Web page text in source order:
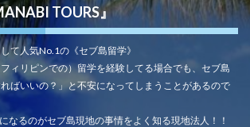
TOURS』
て人気No.1の《セブ島留学》
ィリピンでの）留学を経験してる場合でも、セブ島
ばいいの？」と不安になってしまうことがあるので
なるのがセブ島現地の事情をよく知る現地法人！！